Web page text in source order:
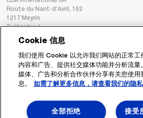
Route du Nant-d’Avril, 152
1217 Meyrin
Switzerland
Fax : +41 22 794 94 78
Cookie 信息
我们使用 Cookie 以允许我们网站的正常工
内容和广告、提供社交媒体功能并分析流量
媒体、广告和分析合作伙伴分享有关您使用
息。
如需了解更多信息，请查看我们的隐
接受
全部拒绝